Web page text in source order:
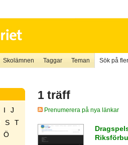
Skolämnen Taggar Teman Sök på
I
J
S
T
Ö
1 träff
Prenumerera på nya länkar